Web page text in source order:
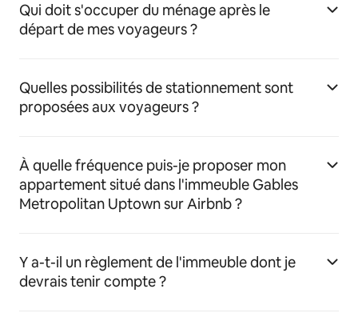
Qui doit s'occuper du ménage après le
départ de mes voyageurs ?
Quelles possibilités de stationnement sont
proposées aux voyageurs ?
À quelle fréquence puis-je proposer mon
appartement situé dans l'immeuble Gables
Metropolitan Uptown sur Airbnb ?
Y a-t-il un règlement de l'immeuble dont je
devrais tenir compte ?